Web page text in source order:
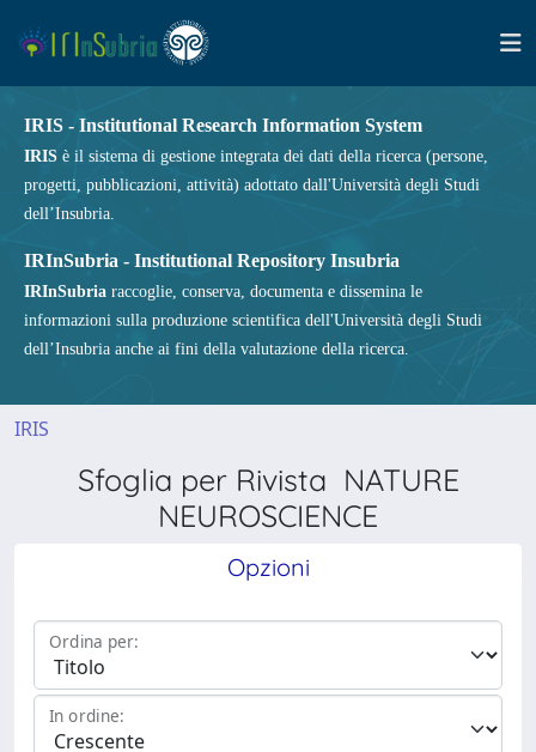
IRIS - Institutional Research Information System
IRIS è il sistema di gestione integrata dei dati della ricerca (persone,
progetti, pubblicazioni, attività) adottato dall'Università degli Studi
dell’Insubria.
IRInSubria - Institutional Repository Insubria
IRInSubria raccoglie, conserva, documenta e dissemina le
informazioni sulla produzione scientifica dell'Università degli Studi
dell’Insubria anche ai fini della valutazione della ricerca.
IRIS
Sfoglia per Rivista NATURE
NEUROSCIENCE
Opzioni
Ordina per:
In ordine: